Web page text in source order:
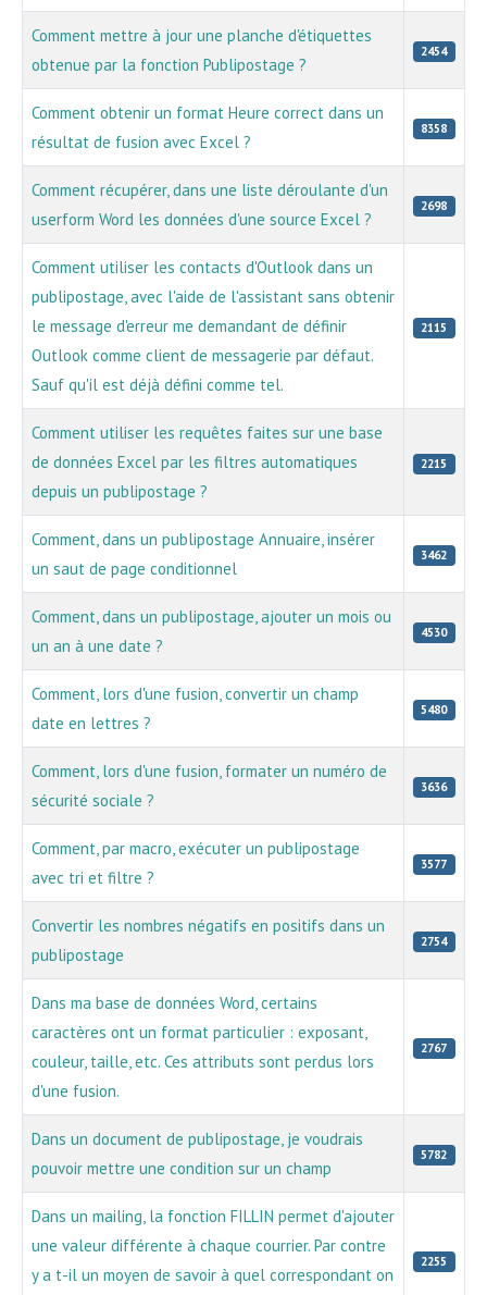
Comment mettre à jour une planche d'étiquettes
obtenue par la fonction Publipostage ?
2454
Comment obtenir un format Heure correct dans un
résultat de fusion avec Excel ?
8358
Comment récupérer, dans une liste déroulante d'un
userform Word les données d'une source Excel ?
2698
Comment utiliser les contacts d'Outlook dans un
publipostage, avec l'aide de l'assistant sans obtenir
le message d'erreur me demandant de définir
Outlook comme client de messagerie par défaut.
Sauf qu'il est déjà défini comme tel.
2115
Comment utiliser les requêtes faites sur une base
de données Excel par les filtres automatiques
depuis un publipostage ?
2215
Comment, dans un publipostage Annuaire, insérer
un saut de page conditionnel
3462
Comment, dans un publipostage, ajouter un mois ou
un an à une date ?
4530
Comment, lors d'une fusion, convertir un champ
date en lettres ?
5480
Comment, lors d'une fusion, formater un numéro de
sécurité sociale ?
3636
Comment, par macro, exécuter un publipostage
avec tri et filtre ?
3577
Convertir les nombres négatifs en positifs dans un
publipostage
2754
Dans ma base de données Word, certains
caractères ont un format particulier : exposant,
couleur, taille, etc. Ces attributs sont perdus lors
d'une fusion.
2767
Dans un document de publipostage, je voudrais
pouvoir mettre une condition sur un champ
5782
Dans un mailing, la fonction FILLIN permet d'ajouter
une valeur différente à chaque courrier. Par contre
y a t-il un moyen de savoir à quel correspondant on
2255